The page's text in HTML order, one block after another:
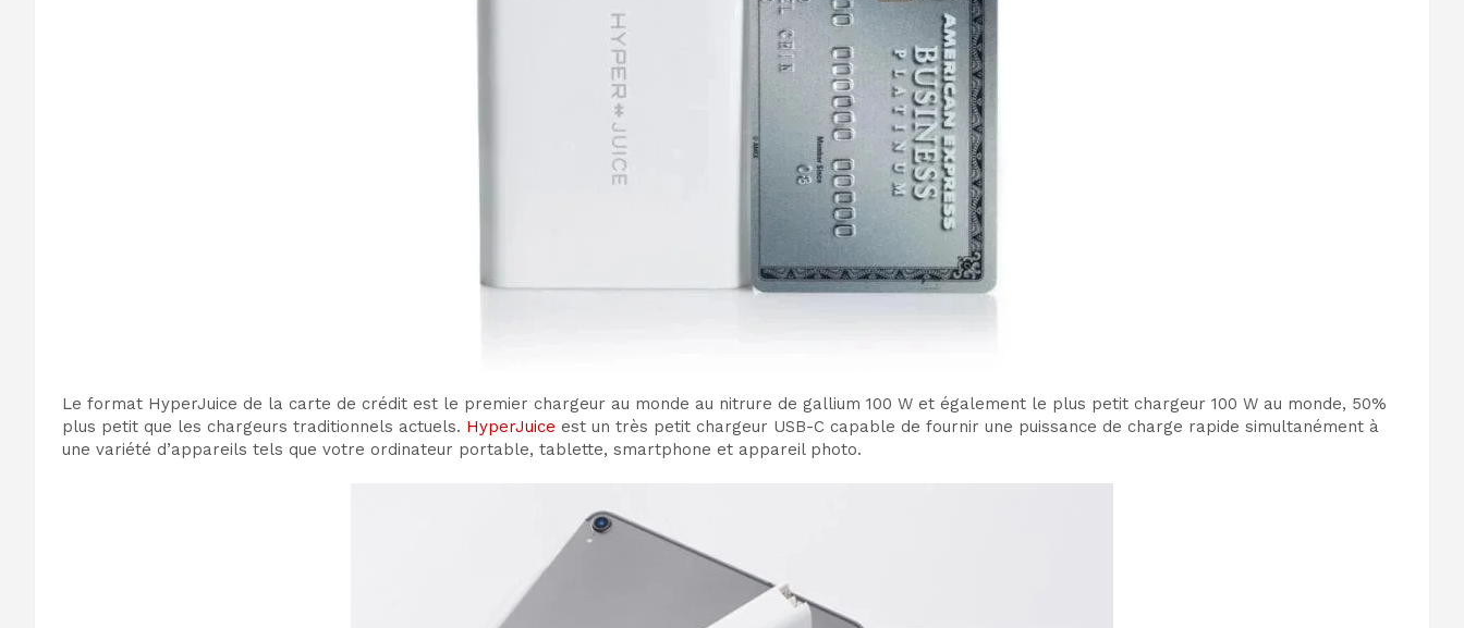
Le format HyperJuice de la carte de crédit est le premier chargeur au monde au nitrure de gallium 100 W et également le plus petit chargeur 100 W au monde, 50%
plus petit que les chargeurs traditionnels actuels. HyperJuice est un très petit chargeur USB-C capable de fournir une puissance de charge rapide simultanément à
une variété d’appareils tels que votre ordinateur portable, tablette, smartphone et appareil photo.